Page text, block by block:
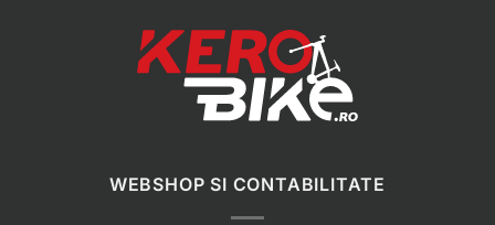
WEBSHOP SI CONTABILITATE